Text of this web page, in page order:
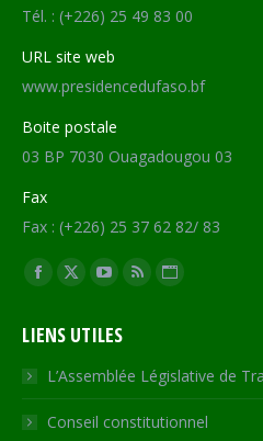
Tél. : (+226) 25 49 83 00
URL site web
www.presidencedufaso.bf
Boite postale
03 BP 7030 Ouagadougou 03
Fax
Fax : (+226) 25 37 62 82/ 83
Trouvez nous sur :
Facebook
opens
in
new
window
X
opens
in
new
window
YouTube
opens
in
new
window
RSS
in
new
window
Site
opens
in
new
LIENS UTILES
L’Assemblée Législative de
Conseil constitutionnel